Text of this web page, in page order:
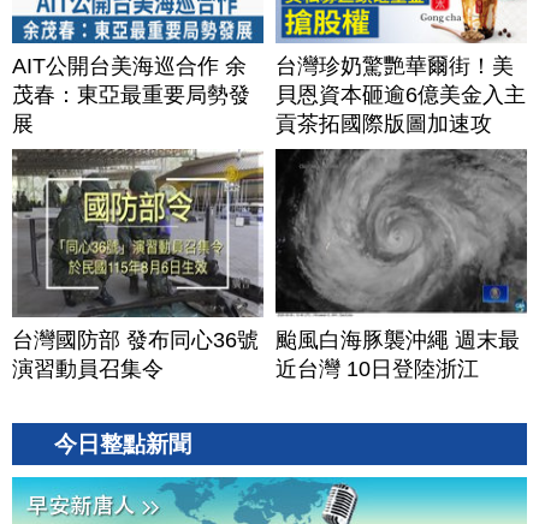
AIT公開台美海巡合作 余
茂春：東亞最重要局勢發
展
台灣珍奶驚艷華爾街！美
貝恩資本砸逾6億美金入主
貢茶拓國際版圖加速攻
美？｜#財經新聞｜
20260806(四)
台灣國防部 發布同心36號
演習動員召集令
颱風白海豚襲沖繩 週末最
近台灣 10日登陸浙江
今日整點新聞